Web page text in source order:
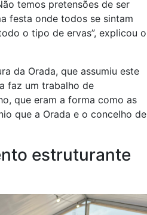
temos pretensões de ser
festa onde todos se sintam
o tipo de ervas”, explicou o
da Orada, que assumiu este
faz um trabalho de
que eram a forma como as
que a Orada e o concelho de
estruturante